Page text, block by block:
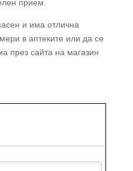
прием.
и има отлична
в аптеките или да се
през сайта на магазин